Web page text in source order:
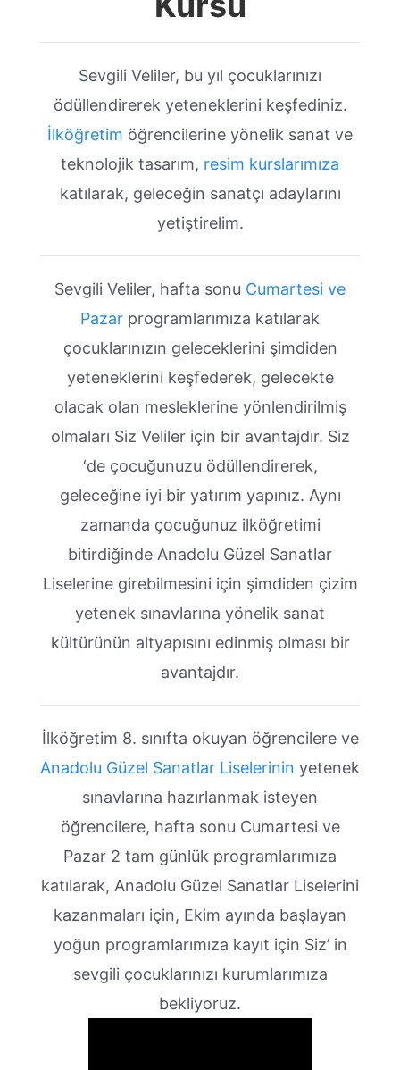
Sevgili Veliler, bu yıl çocuklarınızı
ödüllendirerek yeteneklerini keşfediniz.
İlköğretim öğrencilerine yönelik sanat ve
teknolojik tasarım, resim kurslarımıza
katılarak, geleceğin sanatçı adaylarını
yetiştirelim.
Sevgili Veliler, hafta sonu Cumartesi ve
Pazar programlarımıza katılarak
çocuklarınızın geleceklerini şimdiden
yeteneklerini keşfederek, gelecekte
olacak olan mesleklerine yönlendirilmiş
olmaları Siz Veliler için bir avantajdır. Siz
‘de çocuğunuzu ödüllendirerek,
geleceğine iyi bir yatırım yapınız. Aynı
zamanda çocuğunuz ilköğretimi
bitirdiğinde Anadolu Güzel Sanatlar
Liselerine girebilmesini için şimdiden çizim
yetenek sınavlarına yönelik sanat
kültürünün altyapısını edinmiş olması bir
avantajdır.
İlköğretim 8. sınıfta okuyan öğrencilere ve
Anadolu Güzel Sanatlar Liselerinin yetenek
sınavlarına hazırlanmak isteyen
öğrencilere, hafta sonu Cumartesi ve
Pazar 2 tam günlük programlarımıza
katılarak, Anadolu Güzel Sanatlar Liselerini
kazanmaları için, Ekim ayında başlayan
yoğun programlarımıza kayıt için Siz’ in
sevgili çocuklarınızı kurumlarımıza
bekliyoruz.